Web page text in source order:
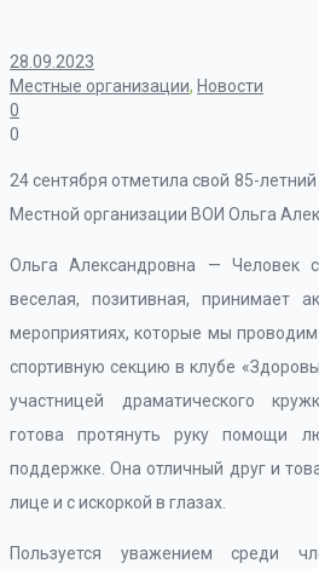
28.09.2023
Местные организации, Новости
0
0
24 сентября отметила свой 85-
Местной организации ВОИ Ольга
Ольга Александровна — Человек
веселая, позитивная, принимает
мероприятиях, которые мы
спортивную секцию в клубе
участницей драматического
готова протянуть руку помощи
поддержке. Она отличный друг и
лице и с искоркой в глазах.
Пользуется уважением среди